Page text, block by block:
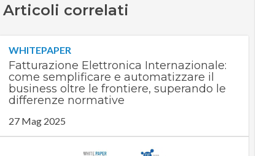
Articoli correlati
WHITEPAPER
Fatturazione Elettronica Internazionale:
come semplificare e automatizzare il
business oltre le frontiere, superando le
differenze normative
27 Mag 2025